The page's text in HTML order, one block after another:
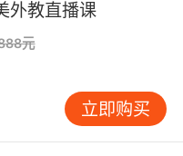
please”，把在
跟我说，那一刻觉
以，别用“说不说”
持续接触可理解的
排斥，方向就是对
材更重要 这一点我
外教直播课
元
立即购买